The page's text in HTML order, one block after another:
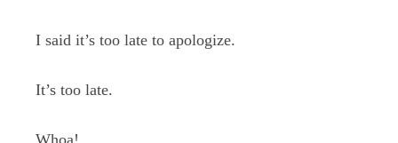
I said it’s too late to apologize.
It’s too late.
Whoa!